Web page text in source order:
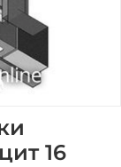
16